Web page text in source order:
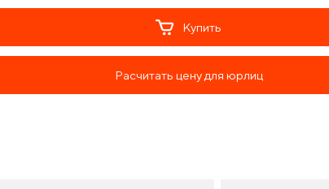
Купить
Расчитать цену для юрлиц